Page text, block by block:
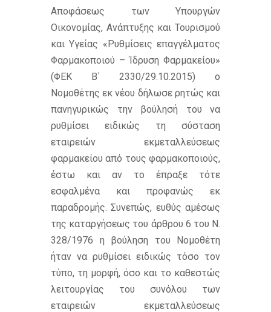
Αποφάσεως των Υπουργών
Οικονομίας, Ανάπτυξης και Τουρισμού
και Υγείας «Ρυθμίσεις επαγγέλματος
Φαρμακοποιού – Ίδρυση Φαρμακείου»
(ΦΕΚ Β΄ 2330/29.10.2015) ο
Νομοθέτης εκ νέου δήλωσε ρητώς και
πανηγυρικώς την βούλησή του να
ρυθμίσει ειδικώς τη σύσταση
εταιρειών εκμεταλλεύσεως
φαρμακείου από τους φαρμακοποιούς,
έστω και αν το έπραξε τότε
εσφαλμένα και προφανώς εκ
παραδρομής. Συνεπώς, ευθύς αμέσως
της καταργήσεως του άρθρου 6 του Ν.
328/1976 η βούληση του Νομοθέτη
ήταν να ρυθμίσει ειδικώς τόσο τον
τύπο, τη μορφή, όσο και το καθεστώς
λειτουργίας του συνόλου των
εταιρειών εκμεταλλεύσεως